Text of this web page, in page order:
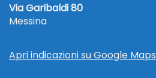
Via Garibaldi 80
Messina
Apri indicazioni su Google Maps